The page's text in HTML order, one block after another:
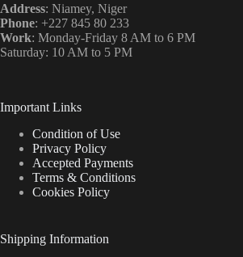
Address: Niamey, Niger
Phone: +227 845 80 233
Work: Monday-Friday 8 AM to 6 PM
Saturday: 10 AM to 5 PM
Important Links
Condition of Use
Privacy Policy
Accepted Payments
Terms & Conditions
Cookies Policy
Shipping Information